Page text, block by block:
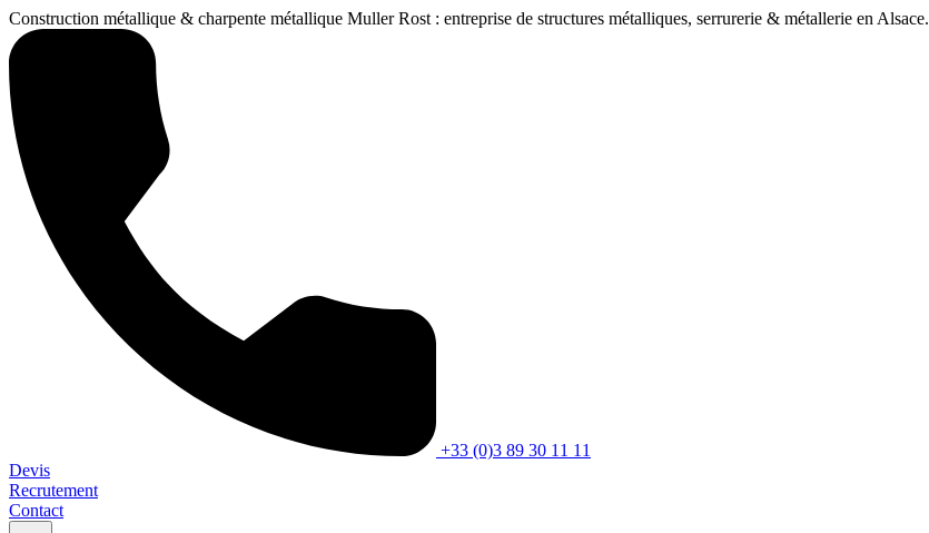
Construction métallique & charpente métallique Muller Rost : entreprise de structures métalliques, serrurerie & métallerie en Alsace.
+33 (0)3 89 30 11 11
Devis
Recrutement
Contact